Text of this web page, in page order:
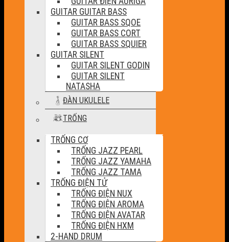
GUITAR GUITAR BASS
GUITAR BASS SQOE
GUITAR BASS CORT
GUITAR BASS SQUIER
GUITAR SILENT
GUITAR SILENT GODIN
GUITAR SILENT
NATASHA
ĐÀN UKULELE
TRỐNG
TRỐNG CƠ
TRỐNG JAZZ PEARL
TRỐNG JAZZ YAMAHA
TRỐNG JAZZ TAMA
TRỐNG ĐIỆN TỬ
TRỐNG ĐIỆN NUX
TRỐNG ĐIỆN AROMA
TRỐNG ĐIỆN AVATAR
TRỐNG ĐIỆN HXM
2-HAND DRUM